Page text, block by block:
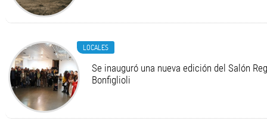
LOCALES
Se inauguró una nueva edición del Salón
Bonfiglioli